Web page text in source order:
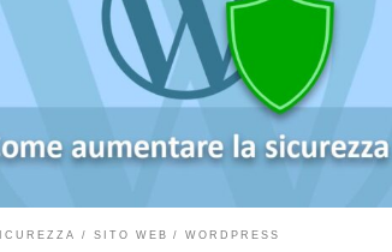
le guide e consigli per aumentare la sicurezza di un
creato con WordPress. Segui passo passo le
per rendere il tuo sito invulnerabile.
SITO WEB WORDPRESS